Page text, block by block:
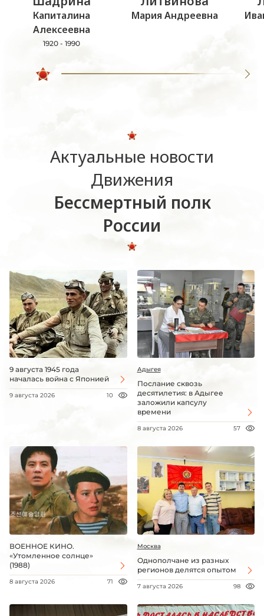
Капиталина
Алексеевна
1920 - 1990
Мария Андреевна
Актуальные новости
Движения
Бессмертный полк
России
9 августа 1945 года
началась война с Японией
9 августа 2026 10
Адыгея
Послание сквозь
десятилетия: в Адыгее
заложили капсулу
времени
8 августа 2026 57
ВОЕННОЕ КИНО.
«Утомленное солнце»
(1988)
8 августа 2026 71
Москва
Однополчане из разных
регионов делятся опытом
7 августа 2026 98